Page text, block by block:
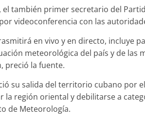
también primer secretario del
videoconferencia con las
en vivo y en directo, incluye
meteorológica del país y de las
preció la fuente.
su salida del territorio cubano por
la región oriental y debilitarse a
de Meteorología.